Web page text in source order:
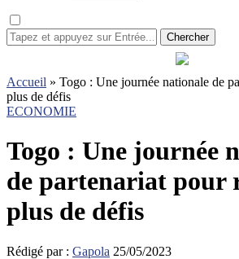
Chercher
Accueil » Togo : Une journée nationale de
plus de défis
ECONOMIE
Togo : Une journée
de partenariat pour
plus de défis
Rédigé par : Gapola 25/05/2023